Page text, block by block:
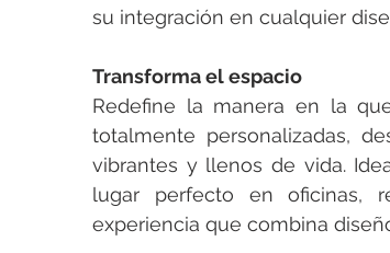
su integración en cualquier
Transforma el espacio
Redefine la manera en la
totalmente personalizadas,
vibrantes y llenos de vida.
lugar perfecto en oficinas,
experiencia que combina